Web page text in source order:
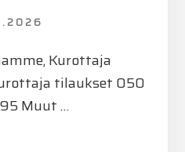
Kurottaja
tilaukset 050
Muut …